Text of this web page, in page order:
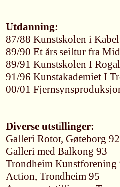
Utdanning:
87/88 Kunstskolen i
89/90 Et års seiltur fra
89/91 Kunstskolen I
91/96 Kunstakademiet I
00/01
Diverse utstillinger:
Galleri Rotor, Gøteborg 92
Galleri med Balkong 93
Trondheim Kunstforening
Action, Trondheim 95